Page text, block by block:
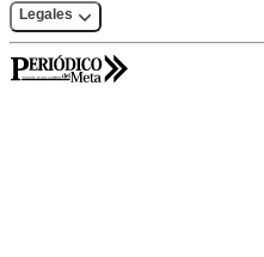
Legales